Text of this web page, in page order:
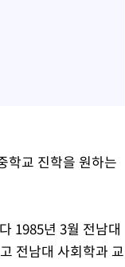
학교 진학을 원하는
1985년 3월 전남대
전남대 사회학과 교